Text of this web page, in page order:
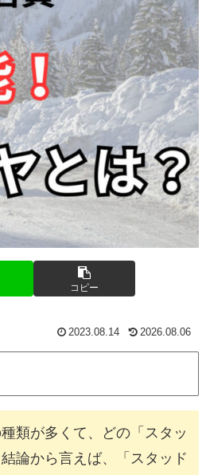
コピー
2023.08.14 2026.08.06
類が多くて、どの「スタッ
論から言えば、「スタッド